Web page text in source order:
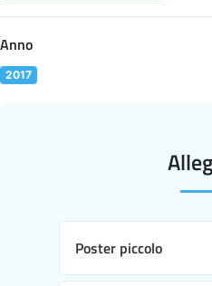
Anno
2017
Poster piccolo